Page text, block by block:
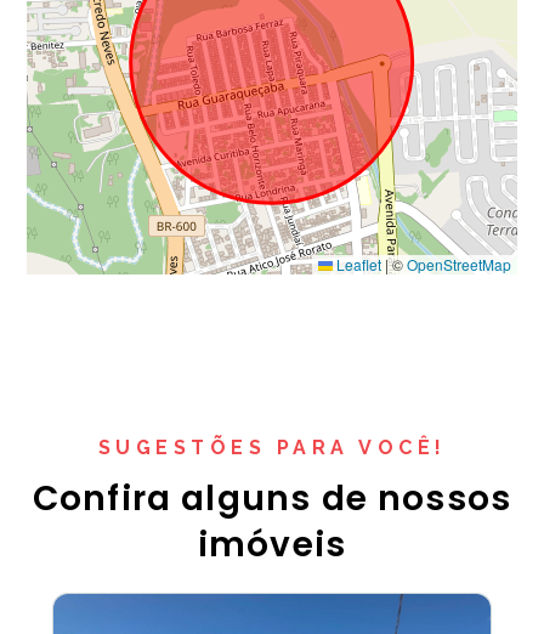
Leaflet |©OpenStreetMap
SUGESTÕES PARA VOCÊ!
Confira alguns de nossos
imóveis